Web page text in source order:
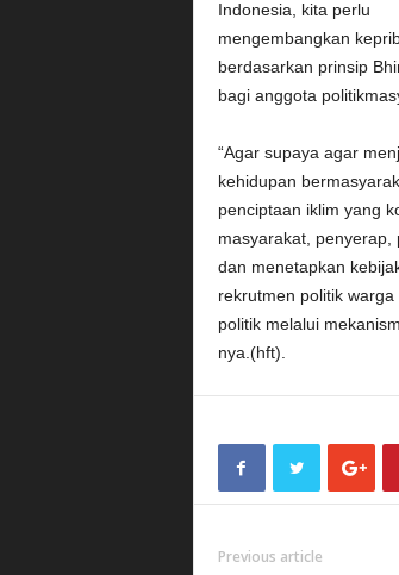
Indonesia, kita perlu
mengembangkan
berdasarkan prinsip
bagi anggota
“Agar supaya agar
kehidupan
penciptaan iklim yang
masyarakat,
dan menetapkan
rekrutmen politik
politik melalui
nya.(hft).
Previous article